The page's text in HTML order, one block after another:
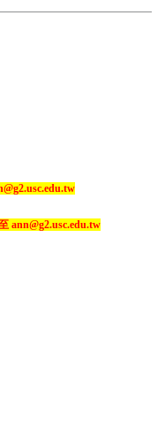
ann@g2.usc.edu.tw